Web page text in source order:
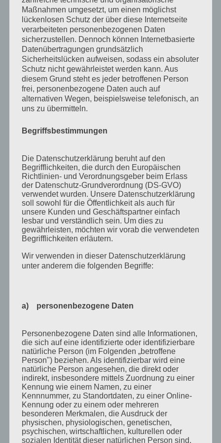
Juni 2014
Januar 2014
August 2013
Juli 2013
Juni 2013
Mai 2013
April 2013
März 2013
Juli 2012
Juni 2012
April 2012
Februar 2012
November 2011
Oktober 2011
September 2011
Juni 2011
April 2011
März 2011
Februar 2011
Januar 2011
Dezember 2010
November 2010
Oktober 2010
Maßnahmen umgesetzt, um einen möglichst
lückenlosen Schutz der über diese Internetseite
verarbeiteten personenbezogenen Daten
sicherzustellen. Dennoch können Internetbasierte
Datenübertragungen grundsätzlich
Sicherheitslücken aufweisen, sodass ein absoluter
Schutz nicht gewährleistet werden kann. Aus
diesem Grund steht es jeder betroffenen Person
frei, personenbezogene Daten auch auf
alternativen Wegen, beispielsweise telefonisch, an
uns zu übermitteln.
Begriffsbestimmungen
Die Datenschutzerklärung beruht auf den
Begrifflichkeiten, die durch den Europäischen
Richtlinien- und Verordnungsgeber beim Erlass
der Datenschutz-Grundverordnung (DS-GVO)
verwendet wurden. Unsere Datenschutzerklärung
soll sowohl für die Öffentlichkeit als auch für
unsere Kunden und Geschäftspartner einfach
lesbar und verständlich sein. Um dies zu
gewährleisten, möchten wir vorab die verwendeten
Begrifflichkeiten erläutern.
Wir verwenden in dieser Datenschutzerklärung
unter anderem die folgenden Begriffe:
a) personenbezogene Daten
Personenbezogene Daten sind alle Informationen,
die sich auf eine identifizierte oder identifizierbare
natürliche Person (im Folgenden „betroffene
Person") beziehen. Als identifizierbar wird eine
natürliche Person angesehen, die direkt oder
indirekt, insbesondere mittels Zuordnung zu einer
Kennung wie einem Namen, zu einer
Kennnummer, zu Standortdaten, zu einer Online-
Kennung oder zu einem oder mehreren
besonderen Merkmalen, die Ausdruck der
physischen, physiologischen, genetischen,
psychischen, wirtschaftlichen, kulturellen oder
sozialen Identität dieser natürlichen Person sind,